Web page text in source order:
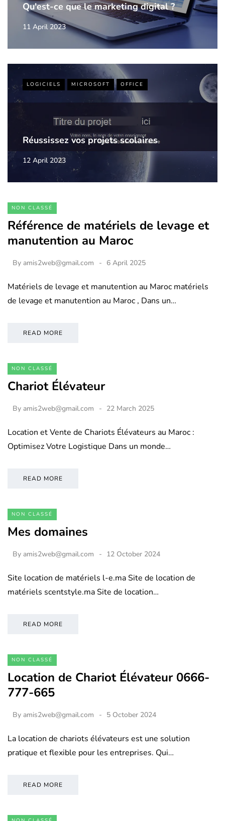
Qu'est-ce que le marketing digital ?
11 April 2023
LOGICIELS MICROSOFT OFFICE
Réussissez vos projets scolaires
12 April 2023
NON CLASSÉ
Référence de matériels de levage et
manutention au Maroc
By amis2web@gmail.com 6 April 2025
Matériels de levage et manutention au Maroc matériels
de levage et manutention au Maroc , Dans un…
READ MORE
NON CLASSÉ
Chariot Élévateur
By amis2web@gmail.com 22 March 2025
Location et Vente de Chariots Élévateurs au Maroc :
Optimisez Votre Logistique Dans un monde…
READ MORE
NON CLASSÉ
Mes domaines
By amis2web@gmail.com 12 October 2024
Site location de matériels l-e.ma Site de location de
matériels scentstyle.ma Site de location…
READ MORE
NON CLASSÉ
Location de Chariot Élévateur 0666-
777-665
By amis2web@gmail.com 5 October 2024
La location de chariots élévateurs est une solution
pratique et flexible pour les entreprises. Qui…
READ MORE